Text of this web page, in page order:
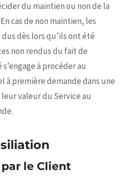
du maintien ou non de la
cas de non maintien, les
dès lors qu’ils ont été
non rendus du fait de
à procéder au
à première demande dans une
valeur du Service au
le Client